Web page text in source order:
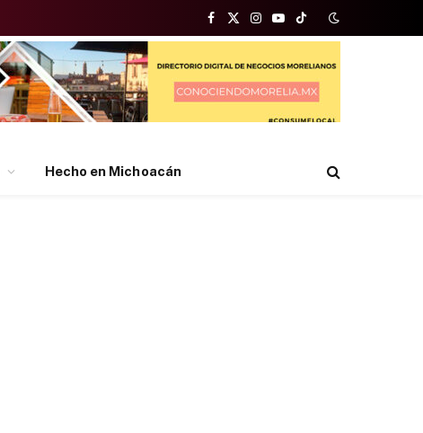
Facebook
X
(Twitter)
Instagram
YouTubeTikTok
Hecho en Michoacán